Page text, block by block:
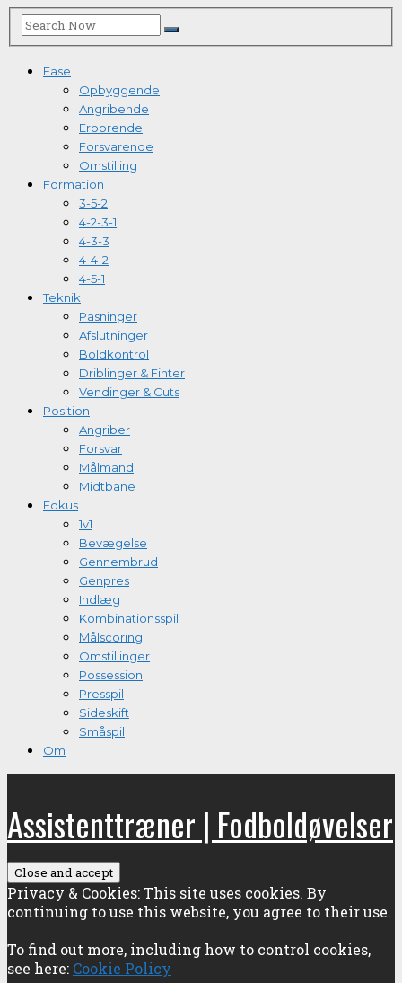
Fase
Opbyggende
Angribende
Erobrende
Forsvarende
Omstilling
Formation
3-5-2
4-2-3-1
4-3-3
4-4-2
4-5-1
Teknik
Pasninger
Afslutninger
Boldkontrol
Driblinger & Finter
Vendinger & Cuts
Position
Angriber
Forsvar
Målmand
Midtbane
Fokus
1v1
Bevægelse
Gennembrud
Genpres
Indlæg
Kombinationsspil
Målscoring
Omstillinger
Possession
Presspil
Sideskift
Småspil
Om
Assistenttræner | Fodboldøvelser
Privacy & Cookies: This site uses cookies. By
continuing to use this website, you agree to their use.
To find out more, including how to control cookies,
see here: Cookie Policy